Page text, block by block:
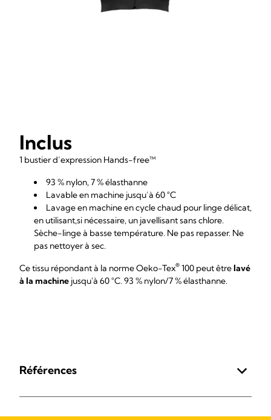
Inclus
1 bustier d’expression Hands-free™
93 % nylon, 7 % élasthanne
Lavable en machine jusqu’à 60 °C
Lavage en machine en cycle chaud pour linge délicat,
en utilisant,si nécessaire, un javellisant sans chlore.
Sèche-linge à basse température. Ne pas repasser. Ne
pas nettoyer à sec.
Ce tissu répondant à la norme Oeko-Tex® 100 peut être lavé
à la machine jusqu'à 60 °C. 93 % nylon/7 % élasthanne.
Références